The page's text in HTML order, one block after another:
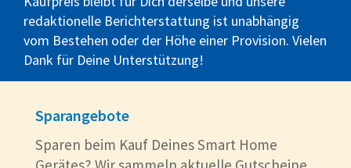
redaktionelle Berichterstattung ist unabhängig
vom Bestehen oder der Höhe einer Provision. Vielen
Dank für Deine Unterstützung!
Sparangebote
Sparen beim Kauf Deines Smart Home